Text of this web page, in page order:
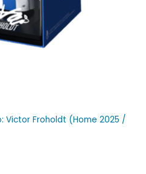
Victor Froholdt (Home 2025 /